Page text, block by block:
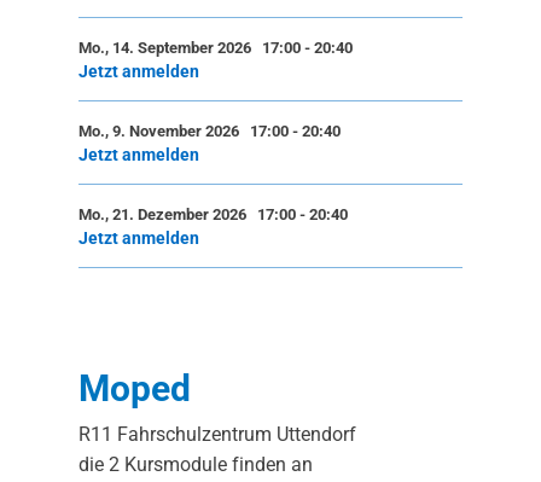
Jetzt anmelden
Mo., 14. September 2026 17:00- 20:40
Jetzt anmelden
Mo., 9. November 2026 17:00- 20:40
Jetzt anmelden
Mo., 21. Dezember 2026 17:00- 20:40
Moped
R11 Fahrschulzentrum Uttendorf
die 2 Kursmodule finden an